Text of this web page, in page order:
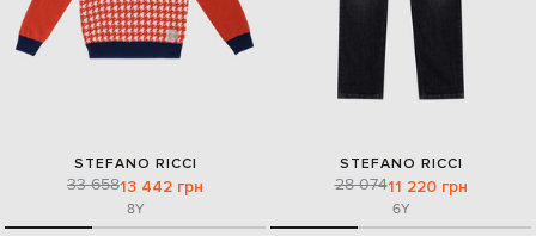
STEFANO RICCI
33 65813 442 грн
8Y
STEFANO RICCI
28 07411 220 грн
6Y